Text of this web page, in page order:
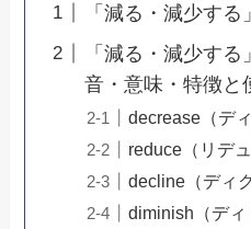
「減る・減少す
「減る・減少す
音・意味・特徴と
decrease（デ
reduce（リデュ
decline（ディ
diminish（ディ